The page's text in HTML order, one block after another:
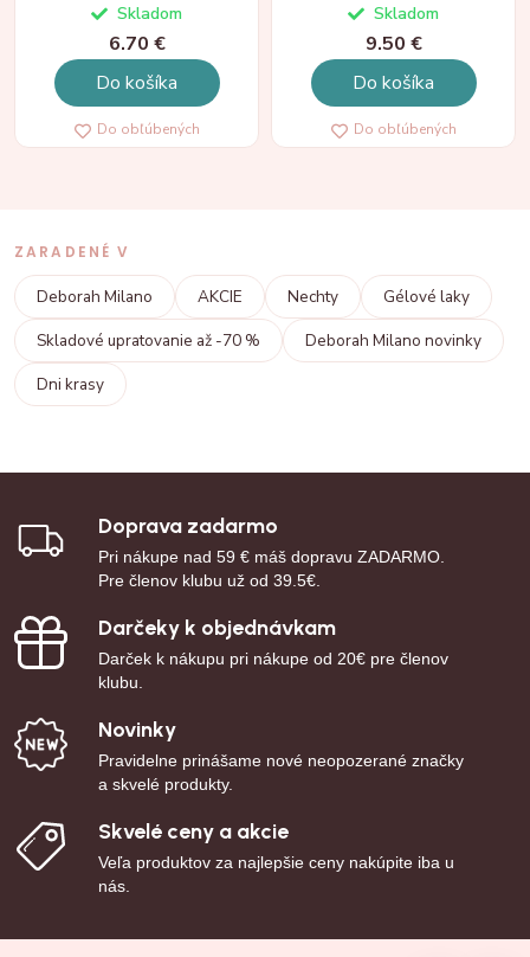
Skladom
6.70 €
Do košíka
Do obľúbených
Skladom
9.50 €
Do košíka
Do obľúbených
ZARADENÉ V
Deborah Milano AKCIE Nechty
Gélové laky
Skladové upratovanie až -70 %
Deborah Milano novinky
Dni krasy
Doprava zadarmo
Pri nákupe nad 59 € máš dopravu ZADARMO.
Pre členov klubu už od 39.5€.
Darčeky k objednávkam
Darček k nákupu pri nákupe od 20€ pre členov
klubu.
Novinky
Pravidelne prinášame nové neopozerané značky
a skvelé produkty.
Skvelé ceny a akcie
Veľa produktov za najlepšie ceny nakúpite iba u
nás.